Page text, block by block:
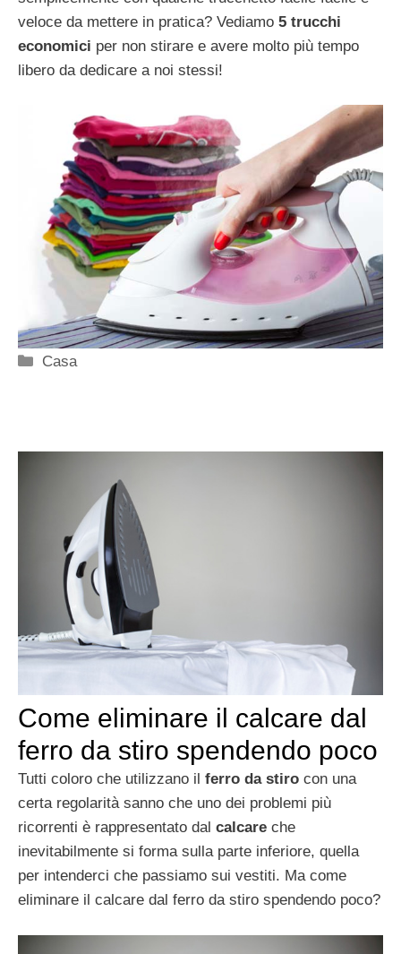
veloce da mettere in pratica? Vediamo 5 trucchi
economici per non stirare e avere molto più tempo
libero da dedicare a noi stessi!
Categorie
Casa
Come eliminare il calcare dal
ferro da stiro spendendo poco
Tutti coloro che utilizzano il ferro da stiro con una
certa regolarità sanno che uno dei problemi più
ricorrenti è rappresentato dal calcare che
inevitabilmente si forma sulla parte inferiore, quella
per intenderci che passiamo sui vestiti. Ma come
eliminare il calcare dal ferro da stiro spendendo poco?